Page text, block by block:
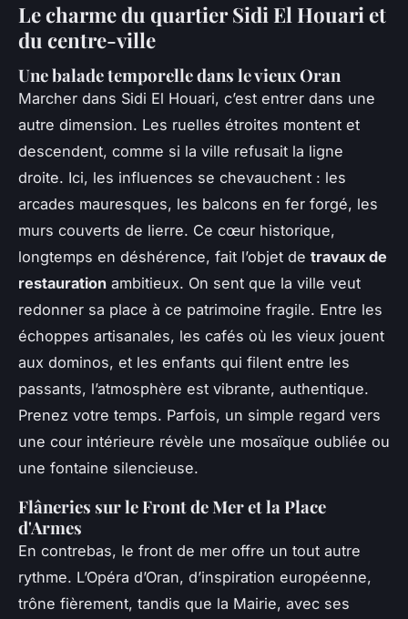
Le charme du quartier Sidi El Houari et
du centre-ville
Une balade temporelle dans le vieux Oran
Marcher dans Sidi El Houari, c’est entrer dans une
autre dimension. Les ruelles étroites montent et
descendent, comme si la ville refusait la ligne
droite. Ici, les influences se chevauchent : les
arcades mauresques, les balcons en fer forgé, les
murs couverts de lierre. Ce cœur historique,
longtemps en déshérence, fait l’objet de travaux de
restauration ambitieux. On sent que la ville veut
redonner sa place à ce patrimoine fragile. Entre les
échoppes artisanales, les cafés où les vieux jouent
aux dominos, et les enfants qui filent entre les
passants, l’atmosphère est vibrante, authentique.
Prenez votre temps. Parfois, un simple regard vers
une cour intérieure révèle une mosaïque oubliée ou
une fontaine silencieuse.
Flâneries sur le Front de Mer et la Place
d'Armes
En contrebas, le front de mer offre un tout autre
rythme. L’Opéra d’Oran, d’inspiration européenne,
trône fièrement, tandis que la Mairie, avec ses